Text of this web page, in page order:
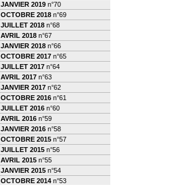
JANVIER 2019 n°70
OCTOBRE 2018 n°69
JUILLET 2018 n°68
AVRIL 2018 n°67
JANVIER 2018 n°66
OCTOBRE 2017 n°65
JUILLET 2017 n°64
AVRIL 2017 n°63
JANVIER 2017 n°62
OCTOBRE 2016 n°61
JUILLET 2016 n°60
AVRIL 2016 n°59
JANVIER 2016 n°58
OCTOBRE 2015 n°57
JUILLET 2015 n°56
AVRIL 2015 n°55
JANVIER 2015 n°54
OCTOBRE 2014 n°53